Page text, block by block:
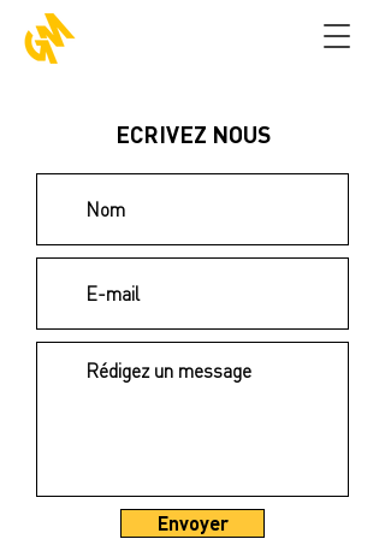
ECRIVEZ NOUS
Envoyer